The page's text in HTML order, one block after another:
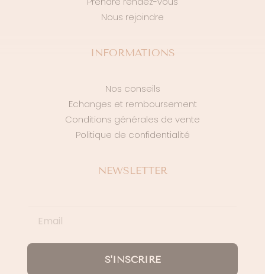
Nous rejoindre
INFORMATIONS
Nos conseils
Echanges et remboursement
Conditions générales de vente
Politique de confidentialité
NEWSLETTER
S'INSCRIRE